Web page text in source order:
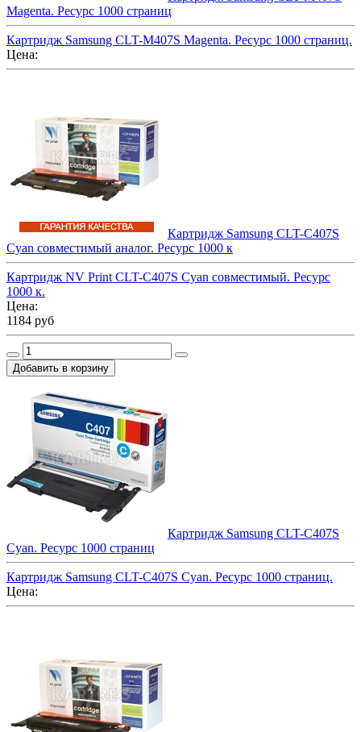
Magenta. Ресурс 1000 страниц
Картридж Samsung CLT-M407S Magenta. Ресурс 1000 страниц.
Цена:
Картридж Samsung CLT-C407S
Cyan совместимый аналог. Ресурс 1000 к
Картридж NV Print CLT-C407S Cyan совместимый. Ресурс
1000 к.
Цена:
1184 руб
Картридж Samsung CLT-C407S
Cyan. Ресурс 1000 страниц
Картридж Samsung CLT-C407S Cyan. Ресурс 1000 страниц.
Цена: